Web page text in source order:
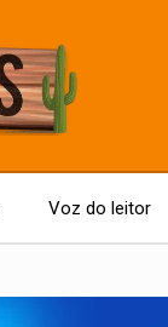
Voz do leitor